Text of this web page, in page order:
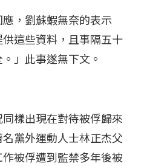
，劉蘇蝦無奈的表示
供這些資料，且事隔五十
」此事遂無下文。
樣出現在對待被俘歸來
黨外運動人士林正杰父
被俘遭到監禁多年後被